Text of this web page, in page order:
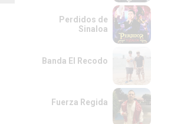
Perdidos de
Sinaloa
Banda El Recodo
Fuerza Regida